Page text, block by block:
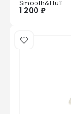
Smooth&Fluff
1 200 ₽